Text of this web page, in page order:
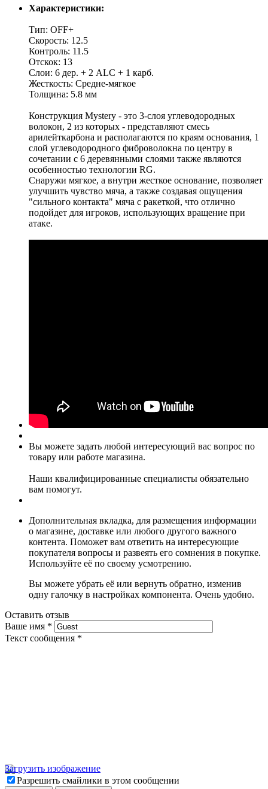
Характеристики:
Тип: OFF+
Скорость: 12.5
Контроль: 11.5
Отскок: 13
Слои: 6 дер. + 2 ALC + 1 карб.
Жесткость: Средне-мягкое
Толщина: 5.8 мм
Конструкция Mystery - это 3-слоя углеводородных
волокон, 2 из которых - представляют смесь
арилейткарбона и располагаются по краям основания, 1
слой углеводородного фиброволокна по центру в
сочетании с 6 деревянными слоями также являются
особенностью технологии RG.
Снаружи мягкое, а внутри жесткое основание, позволяет
улучшить чувство мяча, а также создавая ощущения
"сильного контакта" мяча с ракеткой, что отлично
подойдет для игроков, использующих вращение при
атаке.
Вы можете задать любой интересующий вас вопрос по
товару или работе магазина.
Наши квалифицированные специалисты обязательно
вам помогут.
Дополнительная вкладка, для размещения информации
о магазине, доставке или любого другого важного
контента. Поможет вам ответить на интересующие
покупателя вопросы и развеять его сомнения в покупке.
Используйте её по своему усмотрению.
Вы можете убрать её или вернуть обратно, изменив
одну галочку в настройках компонента. Очень удобно.
Оставить отзыв
Ваше имя *
Текст сообщения *
Загрузить изображение
Разрешить смайлики в этом сообщении